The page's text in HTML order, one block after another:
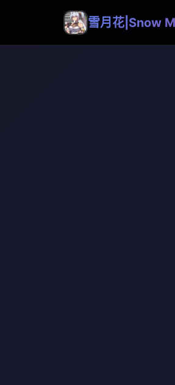
雪月花|Snow